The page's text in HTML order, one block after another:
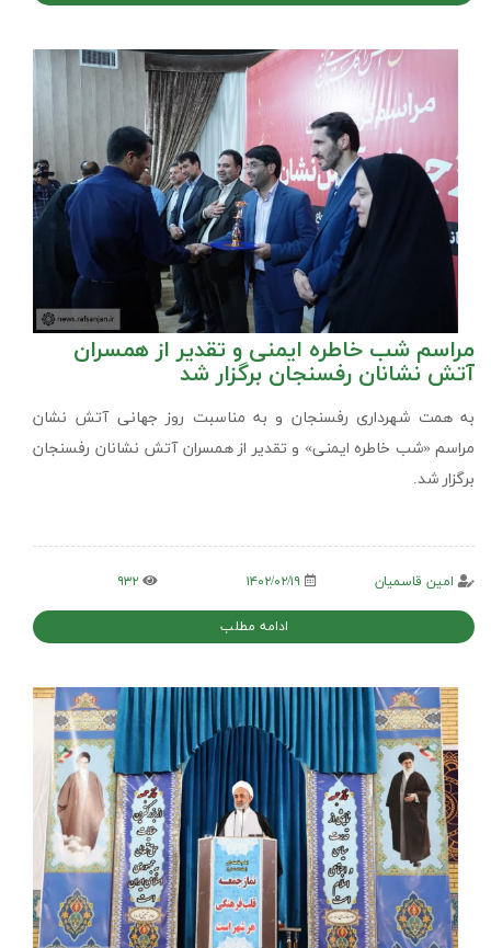
مراسم شب خاطره ایمنی و تقدیر از همسران
آتش نشانان رفسنجان برگزار شد
به همت شهرداری رفسنجان و به مناسبت روز جهانی آتش نشان
مراسم «شب خاطره ایمنی» و تقدیر از همسران آتش نشانان رفسنجان
برگزار شد.
امین قاسمیان ۹۳۲
ادامه مطلب